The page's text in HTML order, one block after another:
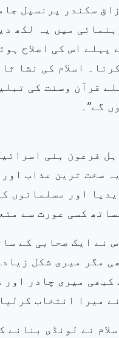
سکندر پرنسپل
میں یہ لکھ
پہلے اس کی اصلاح
کرنا۔ اسلام کی نشا
قرآن وسنت کی
گے”۔
فرعون بنی
سخت ترین عذاب
اور مسلمانوں
کسی عورت سے
نے ایک صحابی کے
مگر میری شکل
کبھی میری چادر
میرا انتخاب
نے لونڈی بنانے